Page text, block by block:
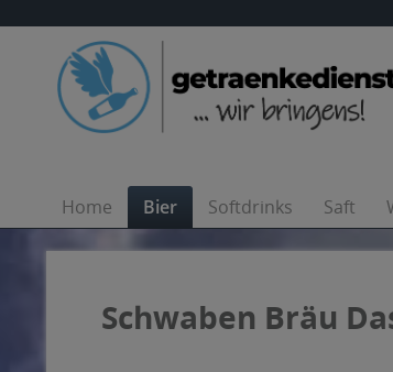
Home Bier Softdrinks Saft
Schwaben Bräu